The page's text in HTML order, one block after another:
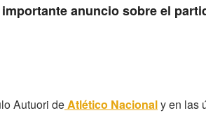
anuncio sobre el
Autuori deAtlético Nacionaly en las